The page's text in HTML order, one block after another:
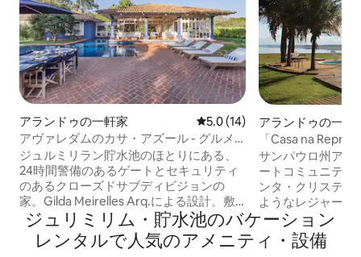
アランドゥの一軒家 レビュー14件、5つ星中5.0つ
5.0 (14)
アヴァレダムのカサ・アズール - グルメ
サービス！
ジュルミリラン貯水池のほとりにある、
24時間警備のあるゲートとセキュリティ
のあるクローズドサブディビジョンの
家。Gilda Meirelles Arq.による設計。敷
地面積6,500m²、建築面積487m²のこの
宿泊施設には、プレミアムグルメサービ
ス、温水プール、テニスコート、トラン
アランドゥの一軒
「Casa na
ラ・デ・サンタ・
サンパウロ州アヴ
ートコミュニティ
ンタ・クリスティ
ようなレジャーハウス。 プー
エリア グルメバ
スイート5室 ソ
レビルーム1室 屋
ジュリミリム・貯水池のバケーション
レンタルで人気のアメニティ・設備